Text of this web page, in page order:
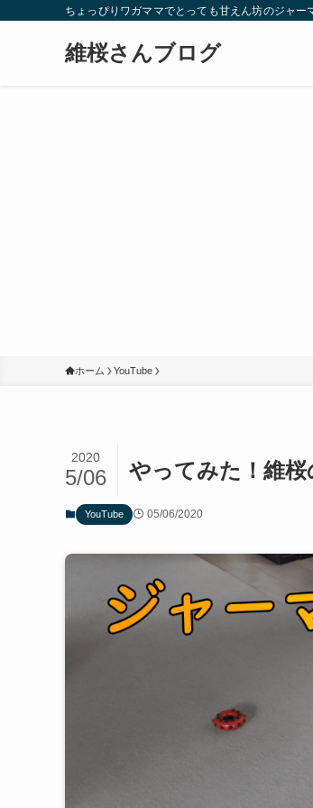
ちょっぴりワガママでとっても甘えん坊のジャ
維桜さんブログ
ホーム YouTube
やってみた！維桜
2020
5/06
YouTube 05/06/2020